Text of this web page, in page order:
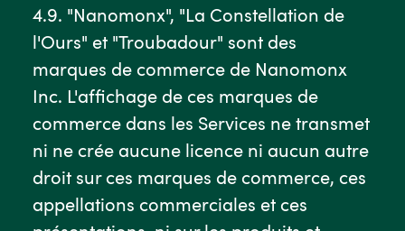
4.9. "Nanomonx", "La Constellation de
l'Ours" et "Troubadour" sont des
marques de commerce de Nanomonx
Inc. L'affichage de ces marques de
commerce dans les Services ne transmet
ni ne crée aucune licence ni aucun autre
droit sur ces marques de commerce, ces
appellations commerciales et ces